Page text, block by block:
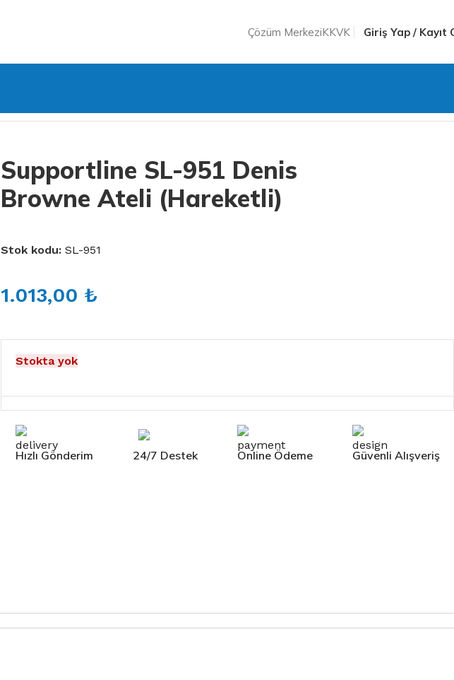
Çözüm MerkeziKKVK Giriş Yap / Kayıt
Supportline SL-951 Denis
Browne Ateli (Hareketli)
Stok kodu: SL-951
1.013,00 ₺
Stokta yok
Hızlı Gönderim 24/7 Destek Online Ödeme Güvenli Alışveriş